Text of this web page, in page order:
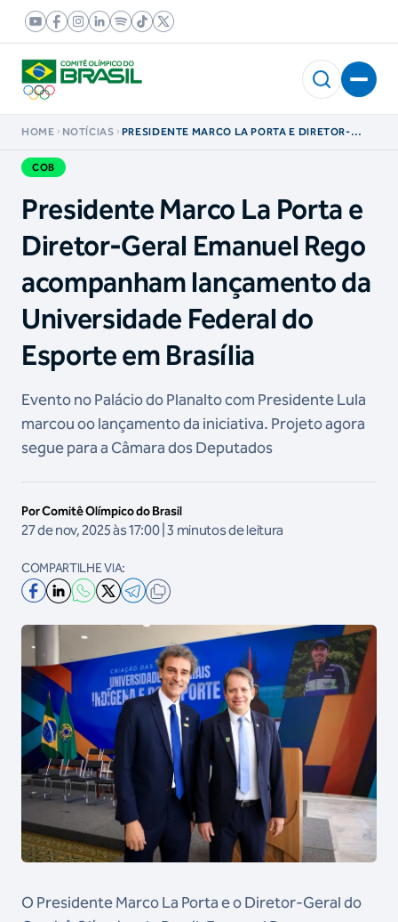
HOME NOTÍCIAS
PRESIDENTE MARCO LA PORTA E DIRETOR-
COB
Presidente Marco La Porta e
Diretor-Geral Emanuel Rego
acompanham lançamento da
Universidade Federal do
Esporte em Brasília
Evento no Palácio do Planalto com Presidente Lula
marcou oo lançamento da iniciativa. Projeto agora
segue para a Câmara dos Deputados
Por Comitê Olímpico do Brasil
27 de nov, 2025 às 17:00 | 3 minutos de leitura
COMPARTILHE VIA:
O Presidente Marco La Porta e o Diretor-Geral do